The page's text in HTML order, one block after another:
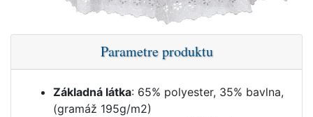
Parametre produktu
Základná látka: 65% polyester, 35% bavlna,
(gramáž 195g/m2)